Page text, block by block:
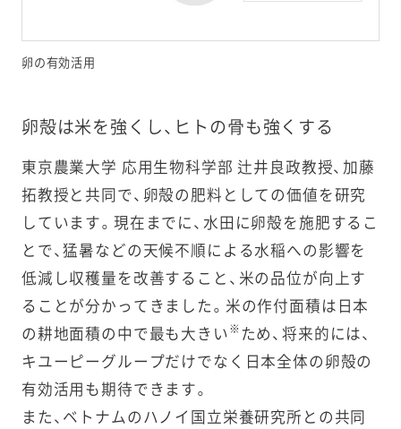
卵の有効活用
卵殻は米を強くし、ヒトの骨も強くする
東京農業大学 応用生物科学部 辻井良政教授、加藤
拓教授と共同で、卵殻の肥料としての価値を研究
しています。現在までに、水田に卵殻を施肥するこ
とで、猛暑などの天候不順による水稲への影響を
低減し収穫量を改善すること、米の品位が向上す
ることが分かってきました。米の作付面積は日本
の耕地面積の中で最も大きい ※ ため、将来的には、
キユーピーグループだけでなく日本全体の卵殻の
有効活用も期待できます。
また、ベトナムのハノイ国立栄養研究所との共同